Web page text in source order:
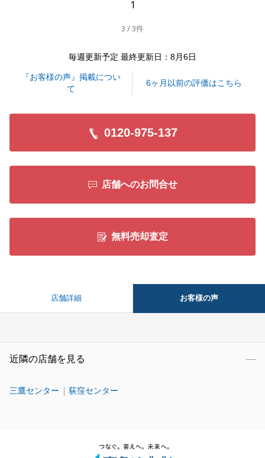
今後も弊社にてお役に立てそうなことがございました
よろしくお願い申し上げます。
閉じる
1
3 / 3件
毎週更新予定 最終更新日：8月6日
『お客様の声』掲載につい
て
6ヶ月以前の評価はこちら
0120-975-137
店舗へのお問合せ
無料売却査定
店舗詳細 お客様の声
近隣の店舗を見る
三鷹センター 荻窪センター